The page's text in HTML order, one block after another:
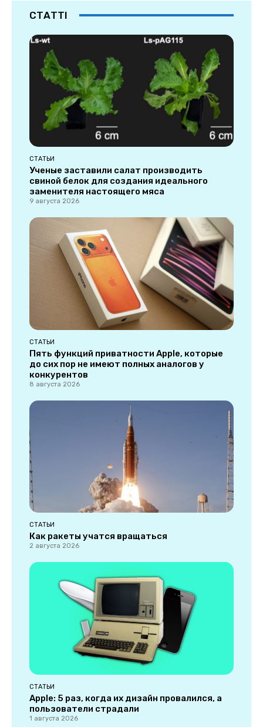
СТАТТІ
СТАТЬИ
Ученые заставили салат производить
свиной белок для создания идеального
заменителя настоящего мяса
9 августа 2026
СТАТЬИ
Пять функций приватности Apple, которые
до сих пор не имеют полных аналогов у
конкурентов
8 августа 2026
СТАТЬИ
Как ракеты учатся вращаться
2 августа 2026
СТАТЬИ
Apple: 5 раз, когда их дизайн провалился, а
пользователи страдали
1 августа 2026